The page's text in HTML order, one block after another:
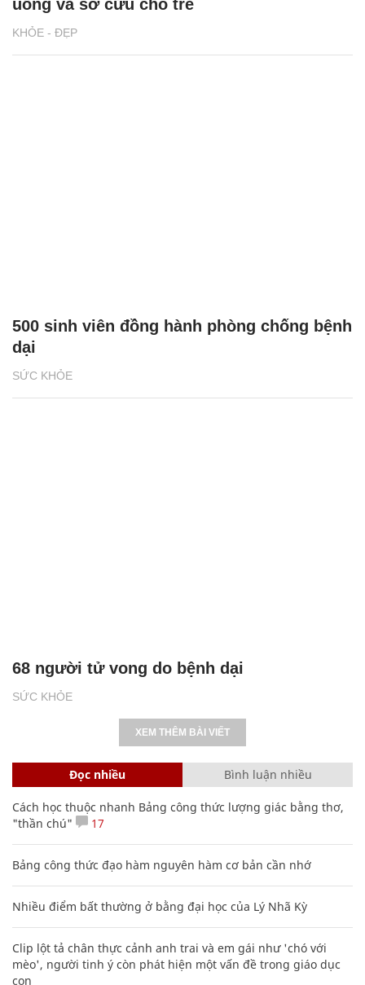
KHỎE - ĐẸP
uống và sơ cứu cho trẻ
SỨC KHỎE
500 sinh viên đồng hành phòng chống bệnh
dại
SỨC KHỎE
68 người tử vong do bệnh dại
XEM THÊM BÀI VIẾT
Đọc nhiều Bình luận nhiều
Cách học thuộc nhanh Bảng công thức lượng giác bằng thơ,
"thần chú"
17
Bảng công thức đạo hàm nguyên hàm cơ bản cần nhớ
Nhiều điểm bất thường ở bằng đại học của Lý Nhã Kỳ
Clip lột tả chân thực cảnh anh trai và em gái như 'chó với
mèo', người tinh ý còn phát hiện một vấn đề trong giáo dục
con